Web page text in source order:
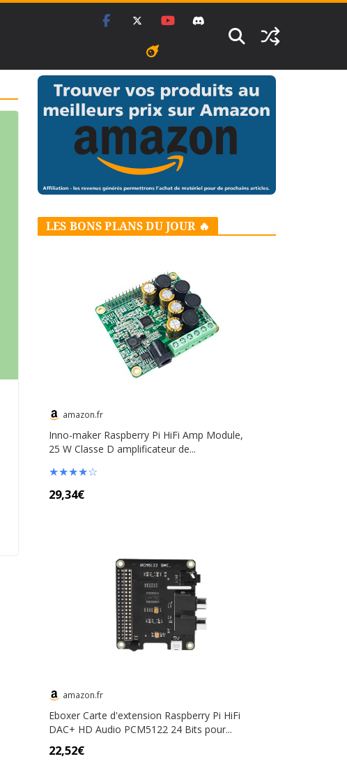
LES BONS PLANS DU JOUR 🔥
amazon.fr
Inno-maker Raspberry Pi HiFi Amp Module,
25 W Classe D amplificateur de...
★★★★☆
29,34€
amazon.fr
Eboxer Carte d'extension Raspberry Pi HiFi
DAC+ HD Audio PCM5122 24 Bits pour...
22,52€